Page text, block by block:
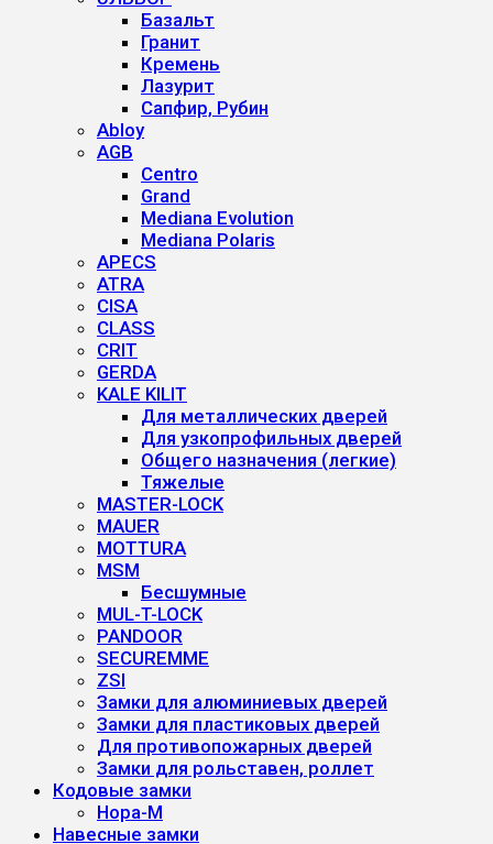
Базальт
Гранит
Кремень
Лазурит
Сапфир, Рубин
Abloy
AGB
Centro
Grand
Mediana Evolution
Mediana Polaris
APECS
ATRA
CISA
CLASS
CRIT
GERDA
KALE KILIT
Для металлических дверей
Для узкопрофильных дверей
Общего назначения (легкие)
Тяжелые
MASTER-LOCK
MAUER
MOTTURA
MSM
Бесшумные
MUL-T-LOCK
PANDOOR
SECUREMME
ZSI
Замки для алюминиевых дверей
Замки для пластиковых дверей
Для противопожарных дверей
Замки для рольставен, роллет
Кодовые замки
Нора-М
Навесные замки